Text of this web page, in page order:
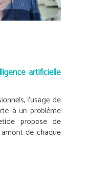
artificielle
l’usage de
à un problème
propose de
de chaque